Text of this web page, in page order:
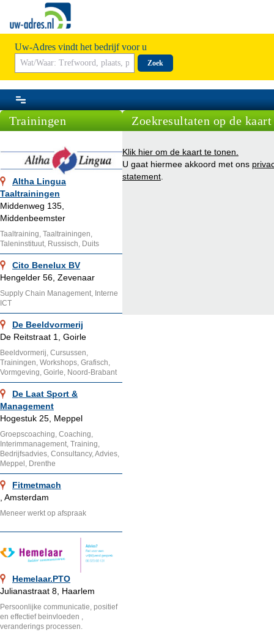
Uw-Adres vindt het bedrijf voor u
Zoek
Trainingen
Altha Lingua
Taaltrainingen
Middenweg 135,
Middenbeemster
Taaltraining, Taaltrainingen,
Taleninstituut, Russisch, Duits
Cito Benelux BV
Hengelder 56, Zevenaar
Supply Chain Management, Interne
ICT
De Beeldvormerij
De Reitstraat 1, Goirle
Beeldvormerij, Cursussen,
Trainingen, Workshops, Grafisch,
Vormgeving, Goirle, Noord-Brabant
De Laat Sport &
Management
Hogestuk 25, Meppel
Groepscoaching, Coaching,
Interimmanagement, Training,
Bedrijfsadvies, Consultancy, Advies,
Meppel, Drenthe
Fitmetmach
, Amsterdam
Meneer werkt op afspraak
Hemelaar.PTO
Julianastraat 8, Haarlem
Persoonlijke communicatie, positief
en effectief beinvloeden ,
veranderings processen.
Zoekresultaten op de kaart
Klik hier om de kaart te tonen.
U gaat hiermee akkoord met ons
statement